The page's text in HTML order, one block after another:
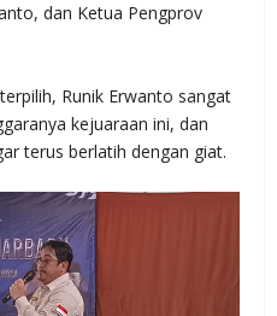
dan Ketua Pengprov
Runik Erwanto sangat
kejuaraan ini, dan
terus berlatih dengan giat.